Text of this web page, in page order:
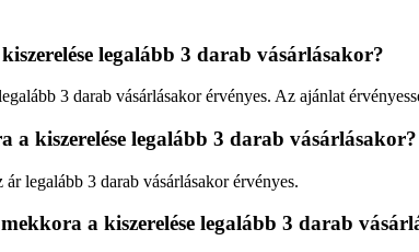
legalább 3 darab vásárlásakor?
3 darab vásárlásakor érvényes. Az ajánlat
a kiszerelése legalább 3 darab vásárlásakor?
legalább 3 darab vásárlásakor érvényes.
mekkora a kiszerelése legalább 3 darab